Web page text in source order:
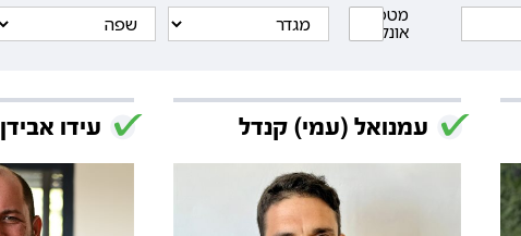
מטפלים
אונליין
עמנואל (עמי) קנדל עידו אבידן